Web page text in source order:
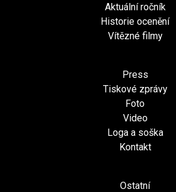
Aktuální ročník
Historie ocenění
Vítězné filmy
Press
Tiskové zprávy
Foto
Video
Loga a soška
Kontakt
Ostatní